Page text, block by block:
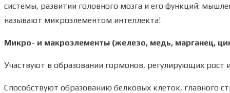
системы, развитии головного мозга и его функций:
называют микроэлементом интеллекта!
Микро- и макроэлементы (железо, медь, марганец,
Участвуют в образовании гормонов, регулирующих рост
Способствуют образованию белковых клеток, главного